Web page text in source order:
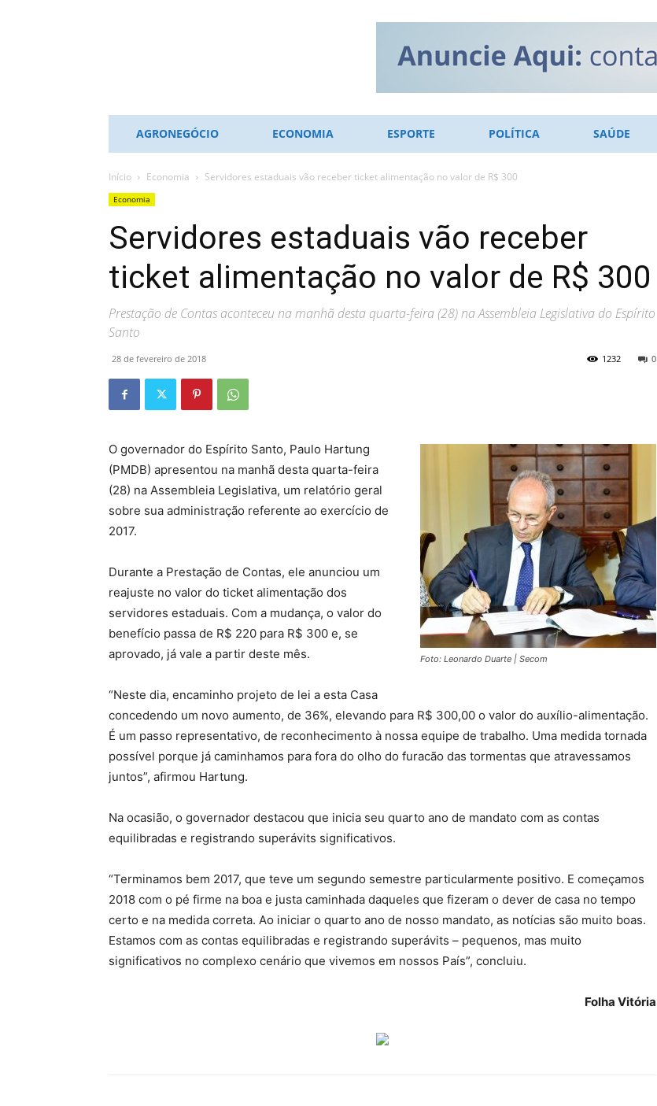
AGRONEGÓCIO ECONOMIA ESPORTE POLÍTICA SAÚDE
Início Economia Servidores estaduais vão receber ticket alimentação no valor de R$ 300
Economia
Servidores estaduais vão receber
ticket alimentação no valor de R$ 300
Prestação de Contas aconteceu na manhã desta quarta-feira (28) na Assembleia Legislativa do Espírito
Santo
28 de fevereiro de 2018 0
1232
Foto: Leonardo Duarte | Secom
O governador do Espírito Santo, Paulo Hartung
(PMDB) apresentou na manhã desta quarta-feira
(28) na Assembleia Legislativa, um relatório geral
sobre sua administração referente ao exercício de
2017.
Durante a Prestação de Contas, ele anunciou um
reajuste no valor do ticket alimentação dos
servidores estaduais. Com a mudança, o valor do
benefício passa de R$ 220 para R$ 300 e, se
aprovado, já vale a partir deste mês.
“Neste dia, encaminho projeto de lei a esta Casa
concedendo um novo aumento, de 36%, elevando para R$ 300,00 o valor do auxílio-alimentação.
É um passo representativo, de reconhecimento à nossa equipe de trabalho. Uma medida tornada
possível porque já caminhamos para fora do olho do furacão das tormentas que atravessamos
juntos”, afirmou Hartung.
Na ocasião, o governador destacou que inicia seu quarto ano de mandato com as contas
equilibradas e registrando superávits significativos.
“Terminamos bem 2017, que teve um segundo semestre particularmente positivo. E começamos
2018 com o pé firme na boa e justa caminhada daqueles que fizeram o dever de casa no tempo
certo e na medida correta. Ao iniciar o quarto ano de nosso mandato, as notícias são muito boas.
Estamos com as contas equilibradas e registrando superávits – pequenos, mas muito
significativos no complexo cenário que vivemos em nossos País”, concluiu.
Folha Vitória